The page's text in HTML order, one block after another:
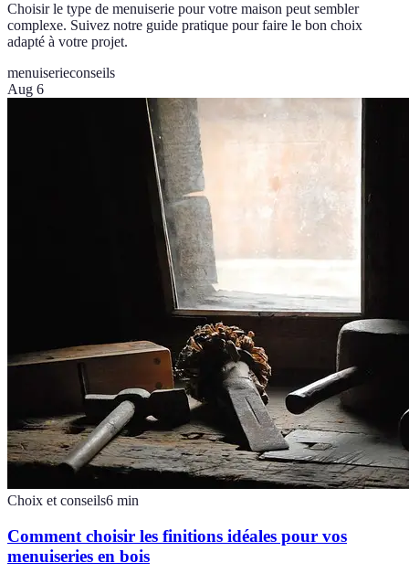
Choisir le type de menuiserie pour votre maison peut sembler
complexe. Suivez notre guide pratique pour faire le bon choix
adapté à votre projet.
menuiserieconseils
Aug 6
Choix et conseils6 min
Comment choisir les finitions idéales pour vos
menuiseries en bois